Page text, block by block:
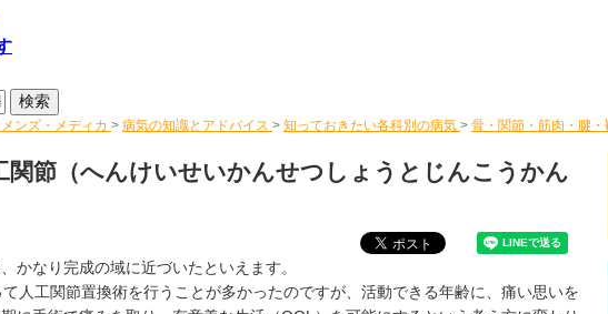
ンズ・メディカ > 病気の知識とアドバイス > 知っておきたい各科別の病気 > 骨・関節・筋肉・腱
関節 （へんけいせいかんせつしょうとじんこうかん
かなり完成の域に近づいたといえます。
人工関節置換術を行うことが多かったのですが、活動できる年齢に、痛い思いを